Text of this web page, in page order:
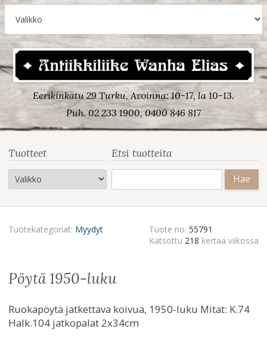
Eerikinkatu 29 Turku, Avoinna: 10-17, la 10-13.
Puh. 02 233 1900, 0400 846 817
Tuotteet Etsi tuotteita
Tuotekategoriat: Myydyt Tuote no. 55791
Katsottu 218 kertaa viikossa
pöytä 1950-luku
Ruokapöytä jatkettava koivua, 1950-luku Mitat: K.74
Halk.104 jatkopalat 2x34cm